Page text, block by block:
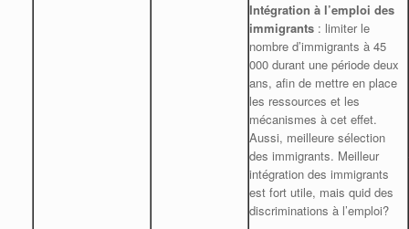
Intégration à l’emploi des
immigrants : limiter le
nombre d’immigrants à 45
000 durant une période deux
ans, afin de mettre en place
les ressources et les
mécanismes à cet effet.
Aussi, meilleure sélection
des immigrants. Meilleur
intégration des immigrants
est fort utile, mais quid des
discriminations à l’emploi?